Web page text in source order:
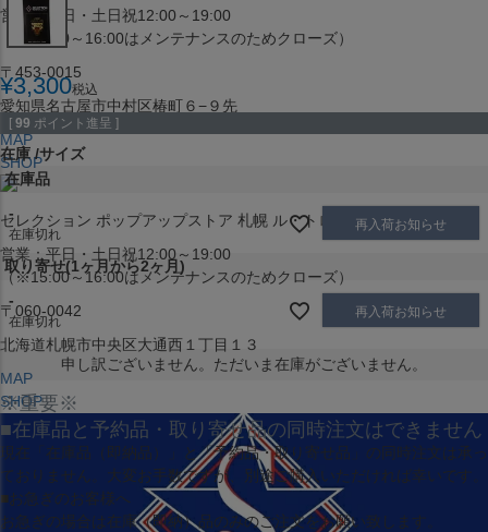
営業：平日・土日祝12:00～19:00
（※15:00～16:00はメンテナンスのためクローズ）
〒453-0015
愛知県名古屋市中村区椿町６−９先
MAP
SHOP
セレクション ポップアップストア 札幌 ル・トロワ店
営業：平日・土日祝12:00～19:00
（※15:00～16:00はメンテナンスのためクローズ）
〒060-0042
北海道札幌市中央区大通西１丁目１３
MAP
SHOP
¥3,300税込
[ 99 ポイント進呈 ]
在庫 サイズ
在庫品
-
在庫切れ
再入荷お知らせ
取り寄せ(1ヶ月から2ヶ月)
-
在庫切れ
再入荷お知らせ
申し訳ございません。ただいま在庫がございません。
※重要※
■在庫品と予約品・取り寄せ品の同時注文はできません
現在 「在庫品（即納品）」 と「予約品・取り寄せ品」 の同時注文は承っ
ておりません。大変お手数ですが、別途ご購入いただければ幸いです。
■お急ぎのお客様へ
お急ぎの場合は 在庫（即納）品のみのご注文をお願い致します。